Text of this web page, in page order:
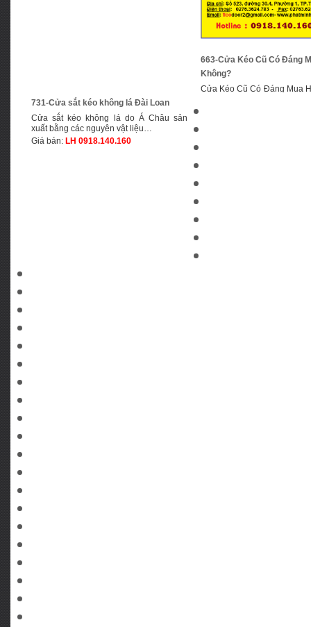
663-Cửa Kéo Cũ Có Đáng
Không?
Cửa Kéo Cũ Có Đáng Mua
731-Cửa sắt kéo không lá Đài Loan
Cửa sắt kéo không lá do Á Châu sản
xuất bằng các nguyên vật liệu…
Giá bán: LH 0918.140.160